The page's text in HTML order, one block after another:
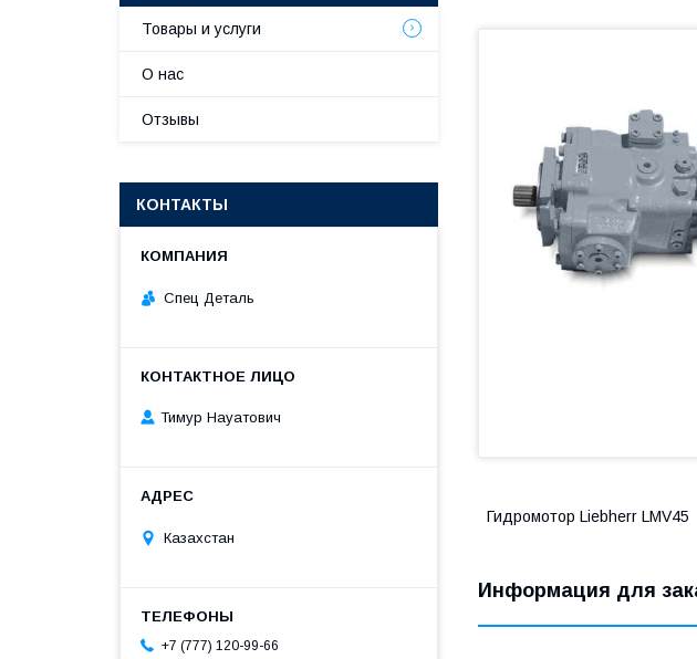
Гидромотор Liebherr LMV45
Информация для
Товары и услуги
О нас
Отзывы
КОНТАКТЫ
Спец Деталь
Тимур Науатович
Казахстан
+7 (777) 120-99-66